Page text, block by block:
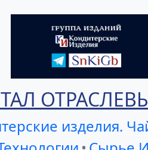
изделия.